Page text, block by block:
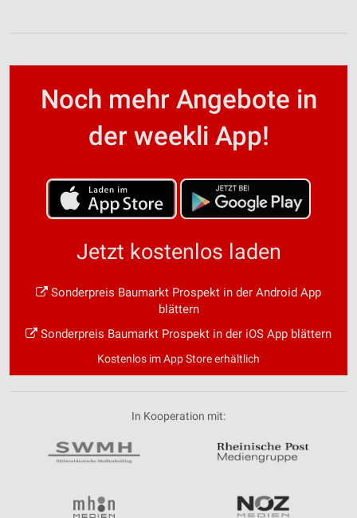
Noch mehr Angebote in
der weekli App!
Jetzt kostenlos laden
Sonderpreis Baumarkt Prospekt in der Android App
blättern
Sonderpreis Baumarkt Prospekt in der iOS App blättern
Kostenlos im App Store erhältlich
In Kooperation mit: